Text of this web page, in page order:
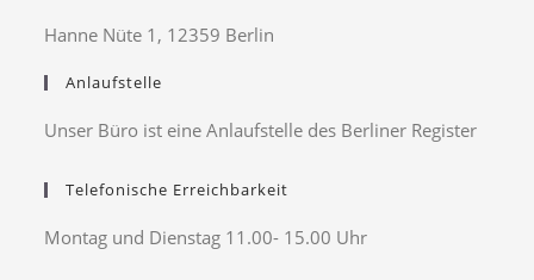
Hanne Nüte 1, 12359 Berlin
Anlaufstelle
Unser Büro ist eine Anlaufstelle des Berliner Register
Telefonische Erreichbarkeit
Montag und Dienstag 11.00- 15.00 Uhr